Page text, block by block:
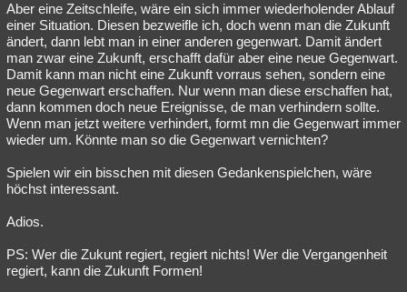
Aber eine Zeitschleife, wäre ein sich immer wiederholender Ablauf
einer Situation. Diesen bezweifle ich, doch wenn man die Zukunft
ändert, dann lebt man in einer anderen gegenwart. Damit ändert
man zwar eine Zukunft, erschafft dafür aber eine neue Gegenwart.
Damit kann man nicht eine Zukunft vorraus sehen, sondern eine
neue Gegenwart erschaffen. Nur wenn man diese erschaffen hat,
dann kommen doch neue Ereignisse, de man verhindern sollte.
Wenn man jetzt weitere verhindert, formt mn die Gegenwart immer
wieder um. Könnte man so die Gegenwart vernichten?
Spielen wir ein bisschen mit diesen Gedankenspielchen, wäre
höchst interessant.
Adios.
PS: Wer die Zukunt regiert, regiert nichts! Wer die Vergangenheit
regiert, kann die Zukunft Formen!